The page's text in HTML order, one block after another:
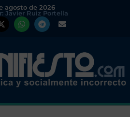
agosto de 2026
Javier Ruiz Portella